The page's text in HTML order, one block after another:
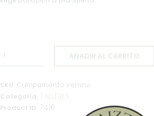
AÑADIR AL CARRITO
SKU: Campamento verano
Categoría:
Product ID: 7410